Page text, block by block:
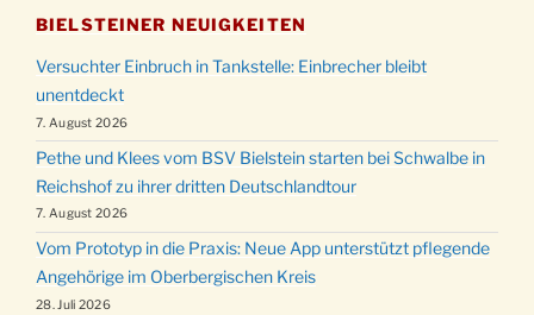
BIELSTEINER NEUIGKEITEN
Versuchter Einbruch in Tankstelle: Einbrecher bleibt
unentdeckt
7. August 2026
Pethe und Klees vom BSV Bielstein starten bei Schwalbe in
Reichshof zu ihrer dritten Deutschlandtour
7. August 2026
Vom Prototyp in die Praxis: Neue App unterstützt pflegende
Angehörige im Oberbergischen Kreis
28. Juli 2026